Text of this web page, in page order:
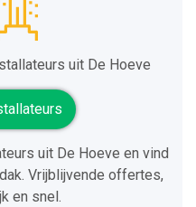
uit De Hoeve
uit De Hoeve en vind
Vrijblijvende offertes,
en snel.